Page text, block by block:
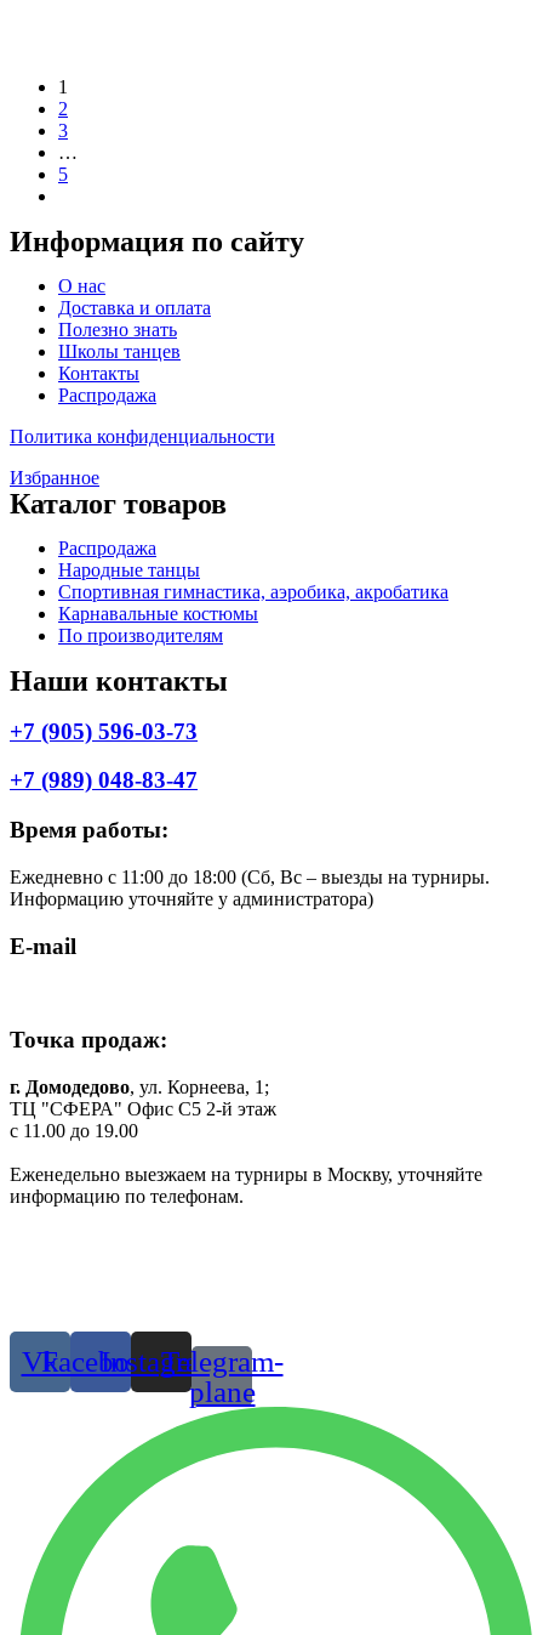
1
2
3
…
5
Информация по сайту
МенюО нас
Доставка и оплата
Полезно знать
Школы танцев
Контакты
Распродажа
Политика конфиденциальности
Избранное
Каталог товаров
МенюРаспродажа
Народные танцы
Спортивная гимнастика, аэробика, акробатика
Карнавальные костюмы
По производителям
Наши контакты
+7 (905) 596-03-73
+7 (989) 048-83-47
Время работы:
Ежедневно с 11:00 до 18:00 (Cб, Вс – выезды на турниры.
Информацию уточняйте у администратора)
E-mail
Точка продаж:
г. Домодедово, ул. Корнеева, 1;
ТЦ "СФЕРА" Офис C5 2-й этаж
c 11.00 до 19.00
Еженедельно выезжаем на турниры в Москву, уточняйте
информацию по телефонам.
VkFacebookInstagramTelegram-
plane